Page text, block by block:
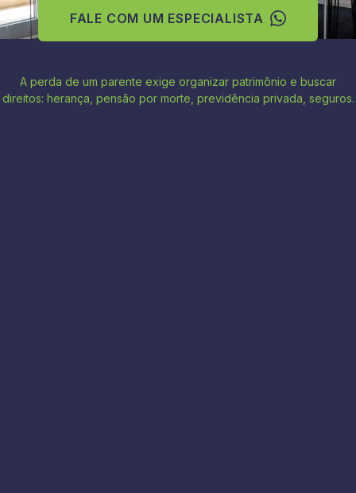
FALE COM UM ESPECIALISTA
A perda de um parente exige organizar patrimônio e buscar
direitos: herança, pensão por morte, previdência privada, seguros.